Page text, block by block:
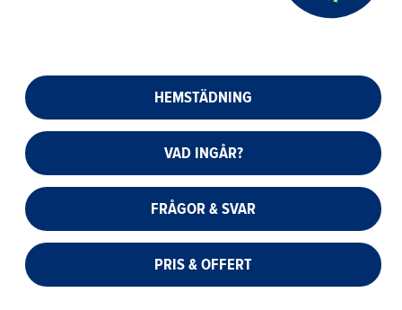
HEMSTÄDNING
VAD INGÅR?
FRÅGOR & SVAR
PRIS & OFFERT